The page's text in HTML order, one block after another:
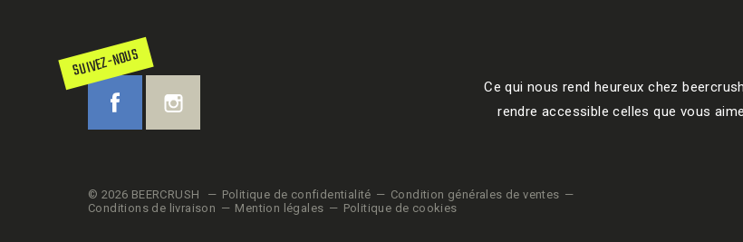
SUIVEZ-NOUS
Ce qui nous rend heureux chez
rendre accessible celles que vous
© 2026 BEERCRUSH Politique de confidentialité
Condition générales de ventes
Conditions de livraison
Mention légales Politique de cookies